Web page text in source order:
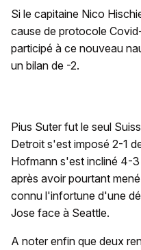
Si le capitaine Nico
cause de protocole
participé à ce nouveau
un bilan de -2.
Pius Suter fut le seul
Detroit s'est imposé 2-1
Hofmann s'est incliné 4-
après avoir pourtant
connu l'infortune d'une
Jose face à Seattle.
A noter enfin que deux